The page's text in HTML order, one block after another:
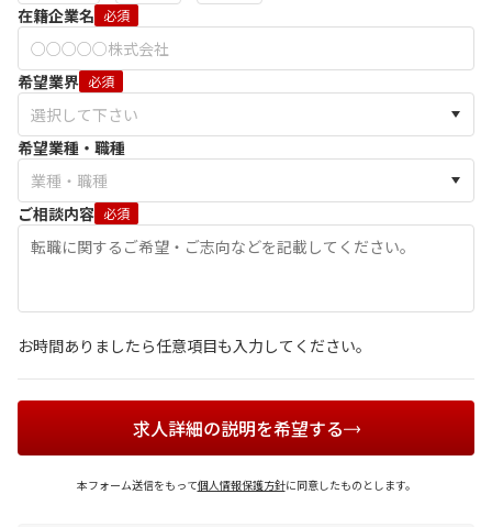
在籍企業名 必須
希望業界 必須
希望業種・職種
ご相談内容 必須
お時間ありましたら任意項目も入力してください。
求人詳細の説明を希望する
本フォーム送信をもって個人情報保護方針に同意したものとします。